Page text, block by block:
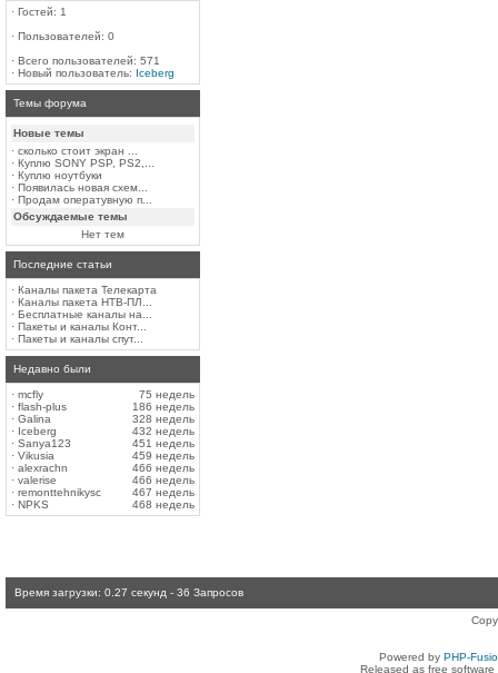
· Гостей: 1
· Пользователей: 0
· Всего пользователей: 571
· Новый пользователь: Iceberg
Темы форума
Новые темы
· сколько стоит экран ...
· Куплю SONY PSP, PS2,...
· Куплю ноутбуки
· Появилась новая схем...
· Продам оператувную п...
Обсуждаемые темы
Нет тем
Последние статьи
· Каналы пакета Телекарта
· Каналы пакета НТВ-ПЛ...
· Бесплатные каналы на...
· Пакеты и каналы Конт...
· Пакеты и каналы спут...
Недавно были
· mcfly
75 недель
· flash-plus
186 недель
· Galina
328 недель
· Iceberg
432 недель
· Sanya123
451 недель
· Vikusia
459 недель
· alexrachn
466 недель
· valerise
466 недель
· remonttehnikysc
467 недель
· NPKS 468 недель
Время загрузки: 0.27 секунд - 36 Запросов
Powered by PHP-
Released as free